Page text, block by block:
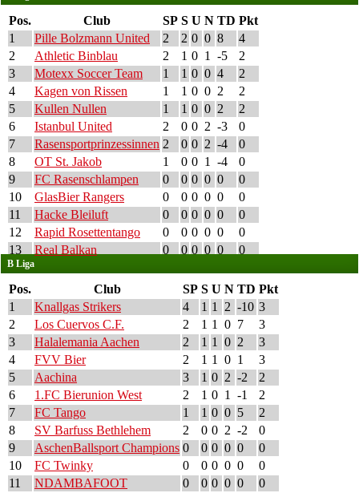
Pos. Club SP S U N TD Pkt
1
Pille Bolzmann United 2 2 0 0 8
4
2
Athletic Binblau 2 1 0 1 -5
2
3
Motexx Soccer Team 1 1 0 0 4
2
4
Kagen von Rissen 1 1 0 0 2
2
5
Kullen Nullen 1 1 0 0 2
2
6
Istanbul United 2 0 0 2 -3
0
7
Rasensportprinzessinnen 2 0 0 2 -4
0
8
OT St. Jakob 1 0 0 1 -4
0
9
FC Rasenschlampen 0 0 0 0 0
0
10
GlasBier Rangers 0 0 0 0 0
0
11
Hacke Bleiluft 0 0 0 0 0
0
12
Rapid Rosettentango 0 0 0 0 0
0
13
Real Balkan 0 0 0 0 0 0
B Liga
Pos. Club SP S U N TD Pkt
1
Knallgas Strikers 4 1 1 2 -10 3
2
Los Cuervos C.F. 2 1 1 0 7
3
3
Halalemania Aachen 2 1 1 0 2
3
4
FVV Bier 2 1 1 0 1
3
5
Aachina 3 1 0 2 -2
2
6
1.FC Bierunion West 2 1 0 1 -1
2
7
FC Tango 1 1 0 0 5
2
8
SV Barfuss Bethlehem 2 0 0 2 -2
0
9
AschenBallsport Champions 0 0 0 0 0
0
10
FC Twinky 0 0 0 0 0
0
11
NDAMBAFOOT 0 0 0 0 0
0